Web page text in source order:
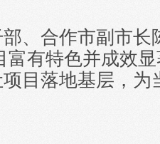
、合作市副市长
富有特色并成效
目落地基层，为